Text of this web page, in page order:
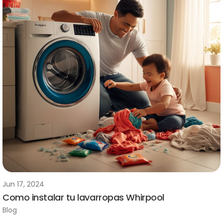
Jun 17, 2024
Como instalar tu lavarropas Whirpool
Blog